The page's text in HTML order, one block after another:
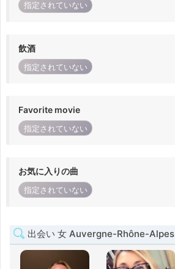
指定されていない
飲酒
指定されていない
Favorite movie
指定されていない
お気に入りの曲
指定されていない
出会い 女 Auvergne-Rhône-Alpes